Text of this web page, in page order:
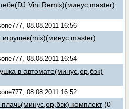
Vini Remix)(минус,master)
08.08.2011 16:56
08.08.2011 16:54
в автомате(минус,ор,бэк)
08.08.2011 16:52
комплект (0